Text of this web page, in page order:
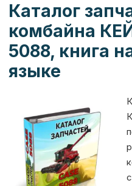
Каталог
комбайна
5088, книга
языке